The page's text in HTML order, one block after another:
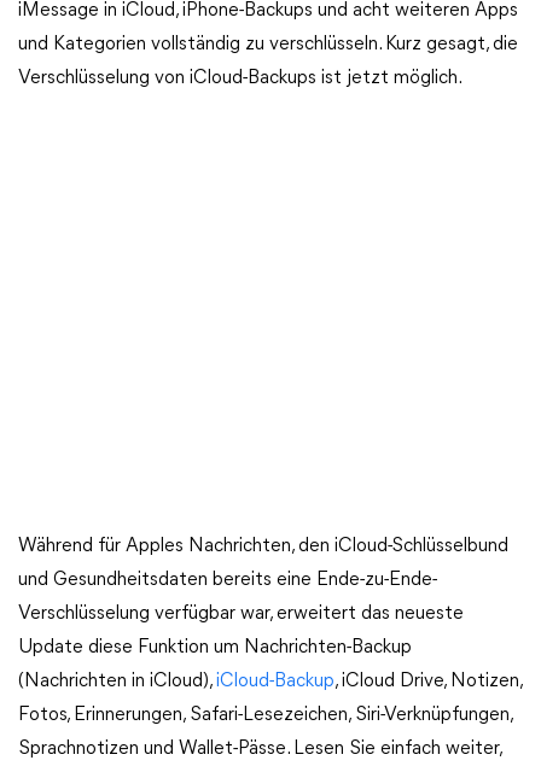
iMessage in iCloud, iPhone-Backups und acht weiteren Apps
und Kategorien vollständig zu verschlüsseln. Kurz gesagt, die
Verschlüsselung von iCloud-Backups ist jetzt möglich.
Während für Apples Nachrichten, den iCloud-Schlüsselbund
und Gesundheitsdaten bereits eine Ende-zu-Ende-
Verschlüsselung verfügbar war, erweitert das neueste
Update diese Funktion um Nachrichten-Backup
(Nachrichten in iCloud),iCloud-Backup, iCloud Drive, Notizen,
Fotos, Erinnerungen, Safari-Lesezeichen, Siri-Verknüpfungen,
Sprachnotizen und Wallet-Pässe. Lesen Sie einfach weiter,